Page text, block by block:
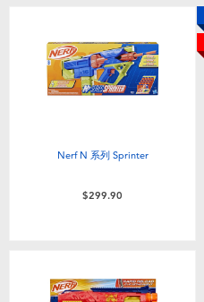
Nerf N 系列 Sprinter
$299.90